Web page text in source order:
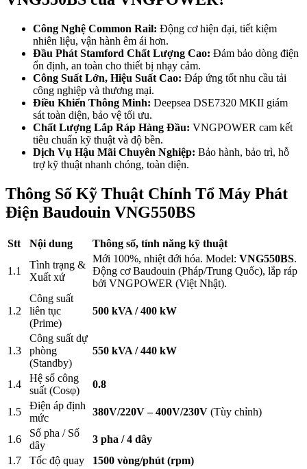
Công Nghệ Common Rail: Động cơ hiện đại, tiết kiệm
nhiên liệu, vận hành êm ái hơn.
Đầu Phát Stamford Chất Lượng Cao: Đảm bảo dòng điện
ổn định, an toàn cho thiết bị nhạy cảm.
Công Suất Lớn, Hiệu Suất Cao: Đáp ứng tốt nhu cầu tải
công nghiệp và thương mại.
Điều Khiển Thông Minh: Deepsea DSE7320 MKII giám
sát toàn diện, bảo vệ tối ưu.
Chất Lượng Lắp Ráp Hàng Đầu: VNGPOWER cam kết
tiêu chuẩn kỹ thuật và độ bền.
Dịch Vụ Hậu Mãi Chuyên Nghiệp: Bảo hành, bảo trì, hỗ
trợ kỹ thuật nhanh chóng, toàn diện.
Thông Số Kỹ Thuật Chính Tổ Máy Phát
Điện Baudouin VNG550BS
Stt Nội dung Thông số, tính năng kỹ thuật
1.1
Tình trạng &
Xuất xứ
Mới 100%, nhiệt đới hóa. Model: VNG550BS.
Động cơ Baudouin (Pháp/Trung Quốc), lắp ráp
bởi VNGPOWER (Việt Nhật).
1.2
Công suất
liên tục
(Prime)
500 kVA / 400 kW
1.3
Công suất dự
phòng
(Standby)
550 kVA / 440 kW
1.4
Hệ số công
suất (Cosφ)
0.8
1.5
Điện áp định
mức
380V/220V – 400V/230V (Tùy chỉnh)
1.6
Số pha / Số
dây
3 pha / 4 dây
1.7
Tốc độ quay
1500 vòng/phút (rpm)